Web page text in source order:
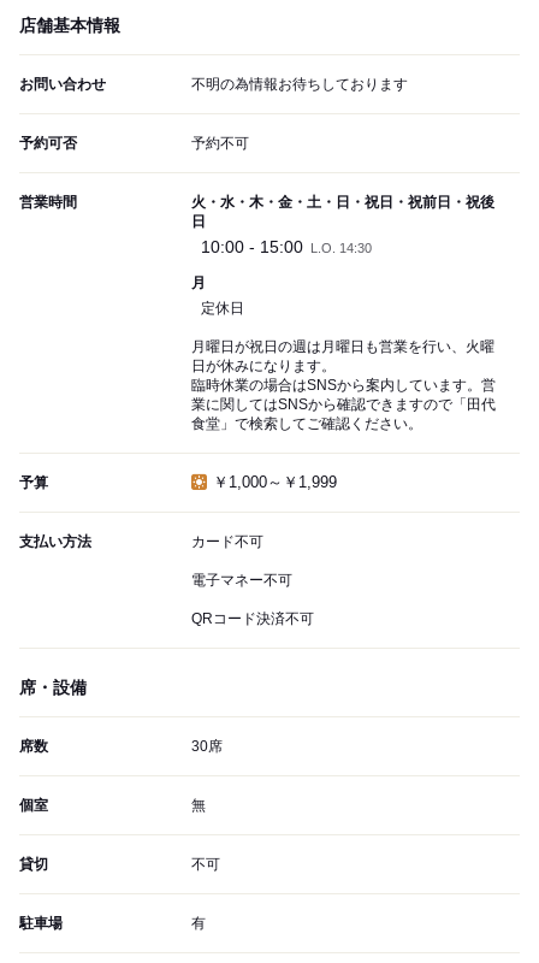
店舗基本情報
お問い合わせ 不明の為情報お待ちしております
予約可否 予約不可
営業時間
火・水・木・金・土・日・祝日・祝前日・祝後
日
10:00 - 15:00 L.O. 14:30
月
定休日
月曜日が祝日の週は月曜日も営業を行い、火曜
日が休みになります。
臨時休業の場合はSNSから案内しています。営
業に関してはSNSから確認できますので「田代
食堂」で検索してご確認ください。
予算 ￥1,000～￥1,999
支払い方法 カード不可
電子マネー不可
QRコード決済不可
席・設備
席数 30席
個室 無
貸切 不可
駐車場 有